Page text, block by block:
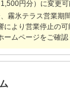
円分）に変更可
霧氷テラス営業期
により営業停止の
ームページをご確認